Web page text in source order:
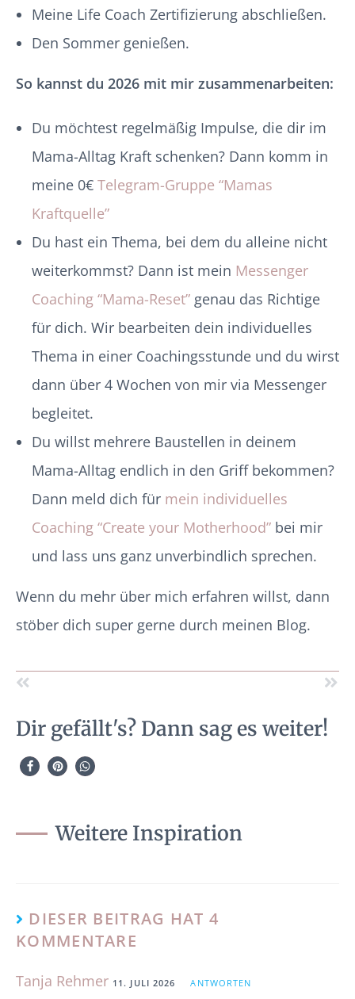
Meine Life Coach Zertifizierung abschließen.
Den Sommer genießen.
So kannst du 2026 mit mir zusammenarbeiten:
Du möchtest regelmäßig Impulse, die dir im
Mama-Alltag Kraft schenken? Dann komm in
meine 0€ Telegram-Gruppe “Mamas
Kraftquelle”
Du hast ein Thema, bei dem du alleine nicht
weiterkommst? Dann ist mein Messenger
Coaching “Mama-Reset” genau das Richtige
für dich. Wir bearbeiten dein individuelles
Thema in einer Coachingsstunde und du wirst
dann über 4 Wochen von mir via Messenger
begleitet.
Du willst mehrere Baustellen in deinem
Mama-Alltag endlich in den Griff bekommen?
Dann meld dich für mein individuelles
Coaching “Create your Motherhood” bei mir
und lass uns ganz unverbindlich sprechen.
Wenn du mehr über mich erfahren willst, dann
stöber dich super gerne durch meinen Blog.
Dir gefällt's? Dann sag es weiter!
Weitere Inspiration
DIESER BEITRAG HAT 4
KOMMENTARE
Tanja Rehmer 11. JULI 2026 ANTWORTEN